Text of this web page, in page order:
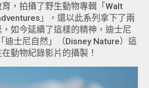
，拍攝了野生動物專輯「Walt
」，還以此系列拿下了兩
如今延續了這樣的精神，迪士尼
迪士尼自然」（Disney Nature）這
動物紀錄影片的攝製！